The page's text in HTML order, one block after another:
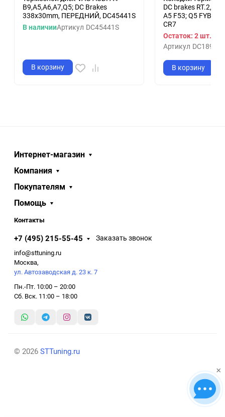
B9,A5,A6,A7,Q5; DC Brakes
338x30mm, ПЕРЕДНИЙ, DC45441S
В наличииАртикул DC45441S
В корзину
DC brakes RT.2,
A5 F53; Q5 FYB;
CR7
Остаток: 2 шт.
Артикул
В корзину
Интернет-магазин
Компания
Покупателям
Помощь
Контакты
+7 (495) 215-55-45 Заказать звонок
info@sttuning.ru
Москва,
ул. Автозаводская д. 23 к. 7
Пн.-Пт. 10:00 – 20:00
Сб. Вск. 11:00 – 18:00
© 2026 STTuning.ru
×